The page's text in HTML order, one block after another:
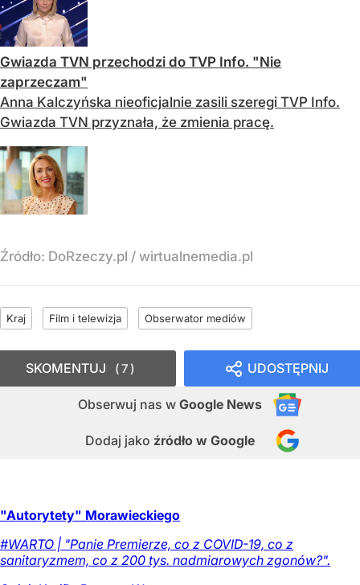
Gwiazda TVN przechodzi do TVP Info. "Nie
zaprzeczam"
Anna Kalczyńska nieoficjalnie zasili szeregi TVP Info.
Gwiazda TVN przyznała, że zmienia pracę.
Źródło: DoRzeczy.pl / wirtualnemedia.pl
Kraj Film i telewizja Obserwator mediów
UDOSTĘPNIJ
Obserwuj nas w Google News
Dodaj jako źródło w Google
SKOMENTUJ 7
"Autorytety" Morawieckiego
#WARTO | "Panie Premierze, co z COVID-19, co z
sanitaryzmem, co z 200 tys. nadmiarowych zgonów?".